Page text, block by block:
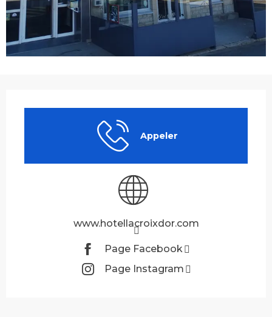
Appeler
www.hotellacroixdor.com
Page Facebook
Page Instagram